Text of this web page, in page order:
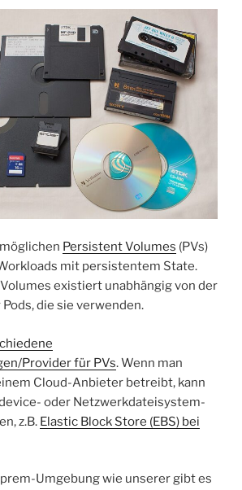
Persistent Volumes (PVs)
mit persistentem State.
existiert unabhängig von der
die sie verwenden.
Provider für PVs. Wenn man
Cloud-Anbieter betreibt, kann
oder Netzwerkdateisystem-
z.B. Elastic Block Store (EBS) bei
Umgebung wie unserer gibt es